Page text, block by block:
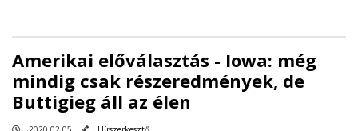
Amerikai előválasztás - Iowa: még
mindig csak részeredmények, de
Buttigieg áll az élen